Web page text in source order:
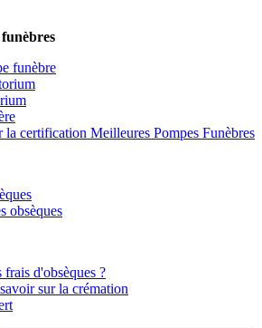
funèbre
la certification Meilleures Pompes Funèbres
obsèques
d'obsèques ?
sur la crémation